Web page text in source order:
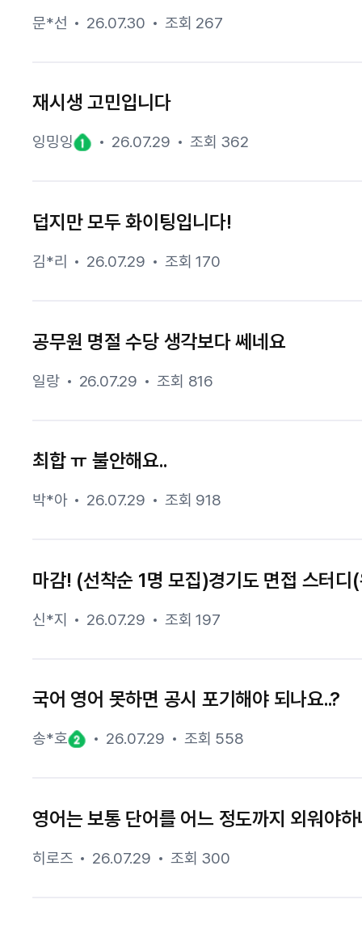
문*선 26.07.30 조회 267
재시생 고민입니다
잉밍잉 26.07.29 조회 362
덥지만 모두 화이팅입니다!
김*리 26.07.29 조회 170
공무원 명절 수당 생각보다 쎄네요
일랑 26.07.29 조회 816
최합 ㅠ 불안해요..
박*아 26.07.29 조회 918
마감! (선착순 1명 모집)경기도 면접 스터디
신*지 26.07.29 조회 197
국어 영어 못하면 공시 포기해야 되나요..?
송*호 26.07.29 조회 558
영어는 보통 단어를 어느 정도까지 외워야
히로즈 26.07.29 조회 300